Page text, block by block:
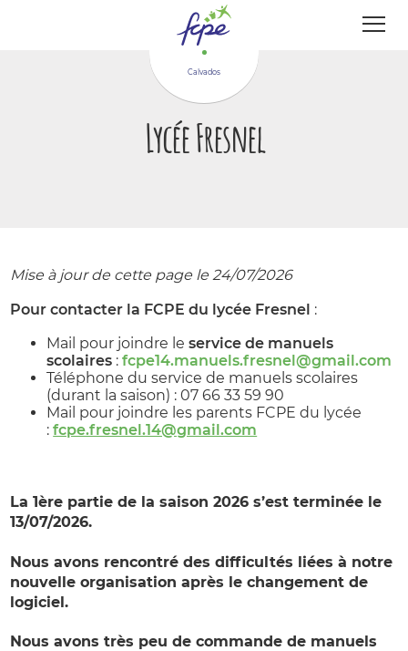
Calvados
Lycée Fresnel
Mise à jour de cette page le 24/07/2026
Pour contacter la FCPE du lycée Fresnel :
Mail pour joindre leservice de manuels
scolaires :fcpe14.manuels.fresnel@gmail.com
Téléphone du service de manuels scolaires
(durant la saison) : 07 66 33 59 90
Mail pour joindre les parents FCPE du lycée
:fcpe.fresnel.14@gmail.com
La 1ère partie de la saison 2026 s’est terminée le
13/07/2026.
Nous avons rencontré des difficultés liées à notre
nouvelle organisation après le changement de
logiciel.
Nous avons très peu de commande de manuels
Panneau de gestion des cookies